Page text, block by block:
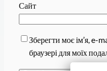
Сайт
Зберегти моє ім’я, e-
браузері для моїх